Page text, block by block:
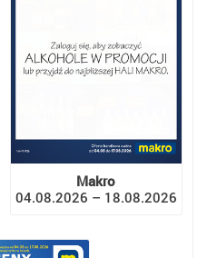
Makro
04.08.2026 – 18.08.2026